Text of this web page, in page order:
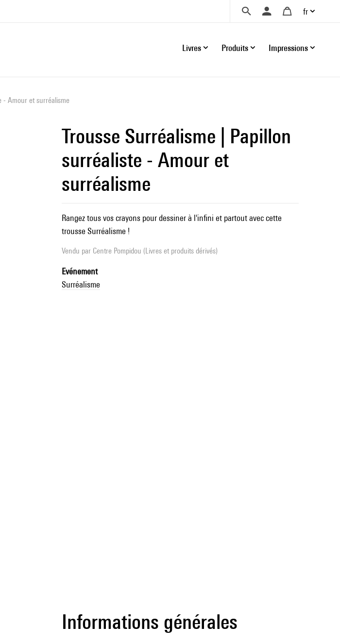
fr
Livres Produits Impressions
- Amour et surréalisme
Trousse Surréalisme | Papillon
surréaliste - Amour et
surréalisme
Rangez tous vos crayons pour dessiner à l'infini et partout avec cette
trousse Surréalisme !
Vendu par Centre Pompidou (Livres et produits dérivés)
Evénement
Surréalisme
Informations générales